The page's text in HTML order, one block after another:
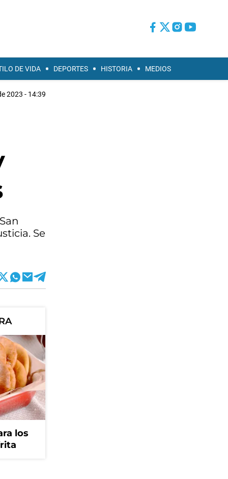
DE VIDA DEPORTES HISTORIA MEDIOS
2023 - 14:39
Se
los